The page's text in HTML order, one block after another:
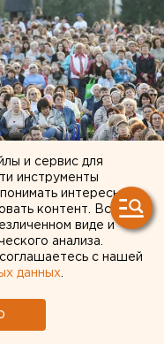
изготовленный в
коронавирус,
фармаколог
президента
и сервис для
инструменты
интересы
контент. Вся
виде и
анализа.
с нашей
данных